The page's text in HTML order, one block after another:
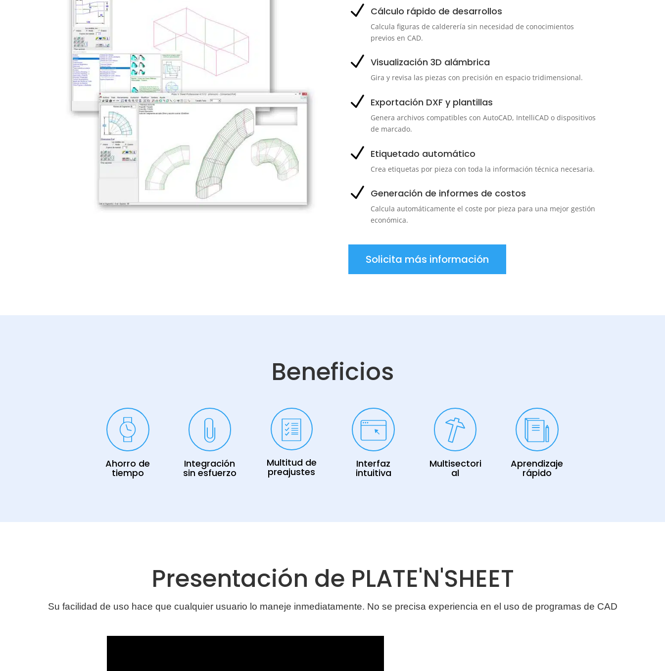
N Cálculo rápido de desarrollos
Calcula figuras de calderería sin necesidad de conocimientos
previos en CAD.
N Visualización 3D alámbrica
Gira y revisa las piezas con precisión en espacio tridimensional.
N Exportación DXF y plantillas
Genera archivos compatibles con AutoCAD, IntelliCAD o dispositivos
de marcado.
N Etiquetado automático
Crea etiquetas por pieza con toda la información técnica necesaria.
N Generación de informes de costos
Calcula automáticamente el coste por pieza para una mejor gestión
económica.
Solicita más información
Beneficios
Ahorro de
tiempo
Integración
sin esfuerzo
Multitud de
preajustes
Interfaz
intuitiva
Multisectori
al
Aprendizaje
rápido
Presentación de PLATE'N'SHEET
Su facilidad de uso hace que cualquier usuario lo maneje inmediatamente. No se precisa experiencia en el uso de programas de CAD